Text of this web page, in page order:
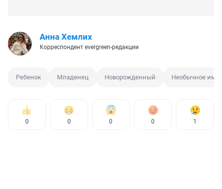
Анна Хемлих
Корреспондент evergreen-редакции
Ребенок Младенец Новорожденный Необычное имя
0 0 0 0 1